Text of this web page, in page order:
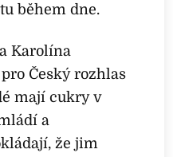
během dne.
Karolína
Český rozhlas
mají cukry v
a
že jim